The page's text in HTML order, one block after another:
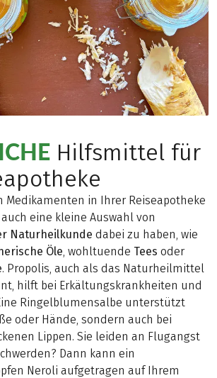
Hilfsmittel für
Medikamenten in Ihrer Reiseapotheke
eine kleine Auswahl von
Naturheilkunde dabei zu haben, wie
Öle, wohltuende Tees oder
. Propolis, auch als das Naturheilmittel
hilft bei Erkältungskrankheiten und
Ringelblumensalbe unterstützt
oder Hände, sondern auch bei
Lippen. Sie leiden an Flugangst
Dann kann ein
Neroli aufgetragen auf Ihrem